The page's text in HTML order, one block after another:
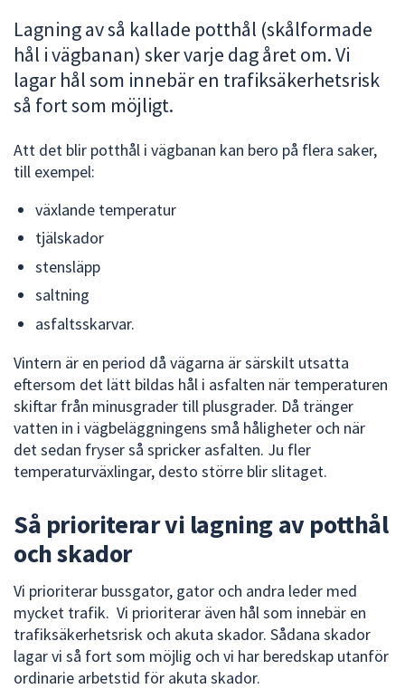
att
presenteras
under
fältet.
för
något
av
dem.
Lagning av så kallade potthål (skålformade
hål i vägbanan) sker varje dag året om. Vi
lagar hål som innebär en trafiksäkerhetsrisk
så fort som möjligt.
Att det blir potthål i vägbanan kan bero på flera saker,
till exempel:
växlande temperatur
tjälskador
stensläpp
saltning
asfaltsskarvar.
Vintern är en period då vägarna är särskilt utsatta
eftersom det lätt bildas hål i asfalten när temperaturen
skiftar från minusgrader till plusgrader. Då tränger
vatten in i vägbeläggningens små håligheter och när
det sedan fryser så spricker asfalten. Ju fler
temperaturväxlingar, desto större blir slitaget.
Så prioriterar vi lagning av potthål
och skador
Vi prioriterar bussgator, gator och andra leder med
mycket trafik. Vi prioriterar även hål som innebär en
trafiksäkerhetsrisk och akuta skador. Sådana skador
lagar vi så fort som möjlig och vi har beredskap utanför
ordinarie arbetstid för akuta skador.